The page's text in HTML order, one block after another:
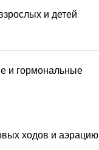
и детей
и гормональные
ходов и аэрацию